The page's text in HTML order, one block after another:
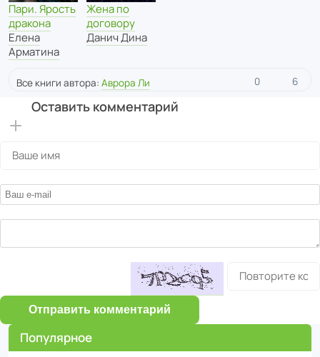
Пари. Ярость
дракона
Елена
Арматина
Жена по
договору
Данич Дина
Все книги автора: Аврора Ли 0 6
Оставить комментарий
Отправить комментарий
Популярное